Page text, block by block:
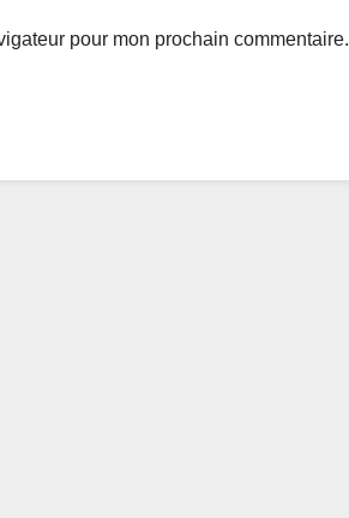
pour mon prochain commentaire.